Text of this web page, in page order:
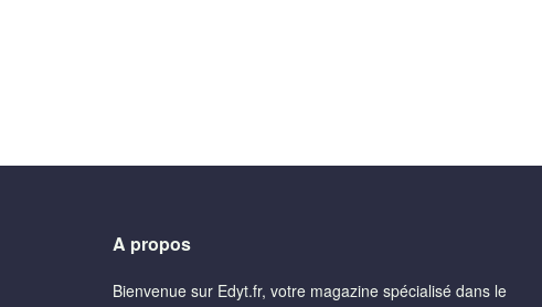
A propos
Bienvenue sur Edyt.fr, votre magazine spécialisé dans le